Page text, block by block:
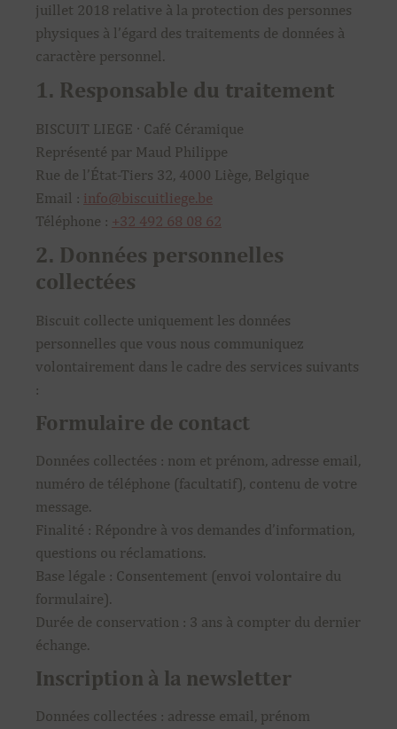
juillet 2018 relative à la protection des personnes
physiques à l’égard des traitements de données à
caractère personnel.
1. Responsable du traitement
BISCUIT LIEGE · Café Céramique
Représenté par Maud Philippe
Rue de l’État-Tiers 32, 4000 Liège, Belgique
Email : info@biscuitliege.be
Téléphone : +32 492 68 08 62
2. Données personnelles
collectées
Biscuit collecte uniquement les données
personnelles que vous nous communiquez
volontairement dans le cadre des services suivants
:
Formulaire de contact
Données collectées : nom et prénom, adresse email,
numéro de téléphone (facultatif), contenu de votre
message.
Finalité : Répondre à vos demandes d’information,
questions ou réclamations.
Base légale : Consentement (envoi volontaire du
formulaire).
Durée de conservation : 3 ans à compter du dernier
échange.
Inscription à la newsletter
Données collectées : adresse email, prénom